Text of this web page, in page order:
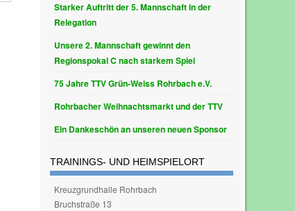
Starker Auftritt der 5. Mannschaft in der
Relegation
Unsere 2. Mannschaft gewinnt den
Regionspokal C nach starkem Spiel
75 Jahre TTV Grün-Weiss Rohrbach e.V.
Rohrbacher Weihnachtsmarkt und der TTV
Ein Dankeschön an unseren neuen Sponsor
TRAININGS- UND HEIMSPIELORT
Kreuzgrundhalle Rohrbach
Bruchstraße 13